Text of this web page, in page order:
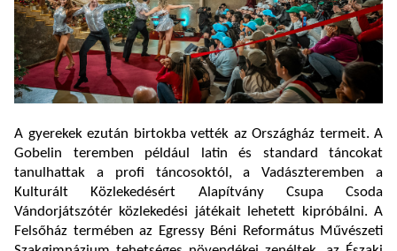
A gyerekek ezután birtokba vették az Országház termeit. A
Gobelin teremben például latin és standard táncokat
tanulhattak a profi táncosoktól, a Vadászteremben a
Kulturált Közlekedésért Alapítvány Csupa Csoda
Vándorjátszótér közlekedési játékait lehetett kipróbálni. A
Felsőház termében az Egressy Béni Református Művészeti